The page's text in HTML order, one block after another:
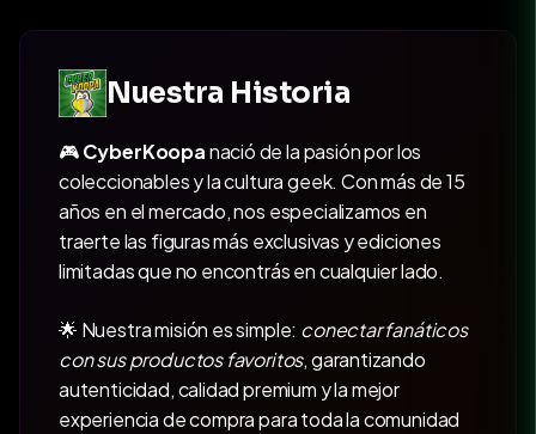
Nuestra Historia
🎮CyberKoopanació de la pasión por los
coleccionables y la cultura geek. Con más de 15
años en el mercado, nos especializamos en
traerte las figuras más exclusivas y ediciones
limitadas que no encontrás en cualquier lado.
🌟 Nuestra misión es simple: conectar fanáticos
con sus productos favoritos, garantizando
autenticidad, calidad premium y la mejor
experiencia de compra para toda la comunidad